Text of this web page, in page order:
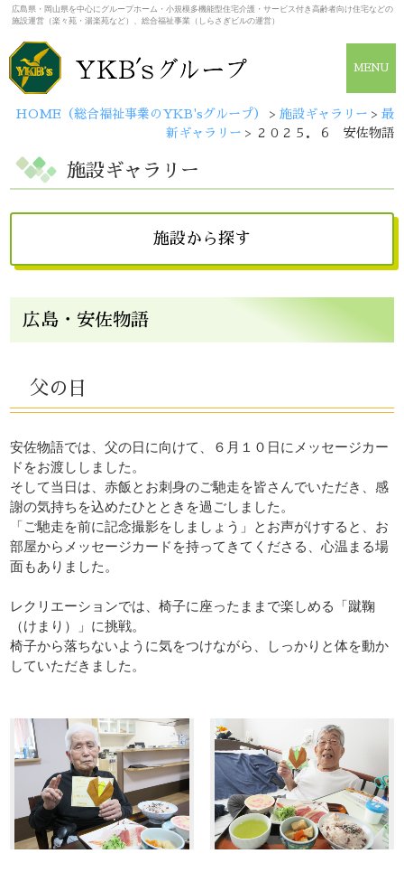
広島県・岡山県を中心にグループホーム・小規模多機能型住宅介護・サービス付き高齢者向け住宅などの
施設運営（楽々苑・湯楽苑など）、総合福祉事業（しらさぎビルの運営）
MENU
HOME（総合福祉事業のYKB'sグループ） > 施設ギャラリー > 最
新ギャラリー > ２０２５．６ 安佐物語
施設ギャラリー
施設から探す
広島県
広島・湯楽苑
三次・楽々苑
令和の杜 ASA・楽々苑
廿日市令和の杜 広島・安佐物語
岡山県
倉敷・楽々苑
すべて
広島・安佐物語
父の日
安佐物語では、父の日に向けて、６月１０日にメッセージカー
ドをお渡ししました。
そして当日は、赤飯とお刺身のご馳走を皆さんでいただき、感
謝の気持ちを込めたひとときを過ごしました。
「ご馳走を前に記念撮影をしましょう」とお声がけすると、お
部屋からメッセージカードを持ってきてくださる、心温まる場
面もありました。
レクリエーションでは、椅子に座ったままで楽しめる「蹴鞠
（けまり）」に挑戦。
椅子から落ちないように気をつけながら、しっかりと体を動か
していただきました。